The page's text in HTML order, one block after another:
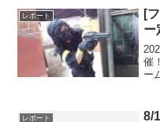
レポート
[
ー
催
ー
フ
レポート 8/